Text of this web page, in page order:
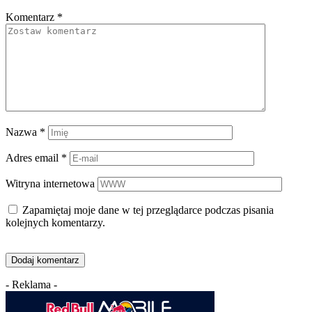
Komentarz *
Nazwa *
Adres email *
Witryna internetowa
Zapamiętaj moje dane w tej przeglądarce podczas pisania
kolejnych komentarzy.
- Reklama -